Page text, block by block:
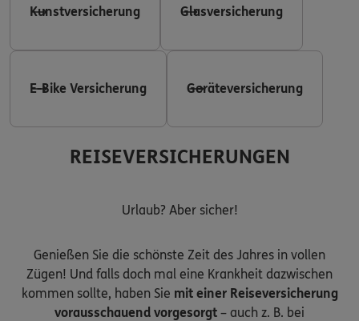
Kunstversicherung Glasversicherung
E-Bike Versicherung Geräteversicherung
REISEVERSICHERUNGEN
Urlaub? Aber sicher!
Genießen Sie die schönste Zeit des Jahres in vollen
Zügen! Und falls doch mal eine Krankheit dazwischen
kommen sollte, haben Sie mit einer Reiseversicherung
vorausschauend vorgesorgt – auch z. B. bei